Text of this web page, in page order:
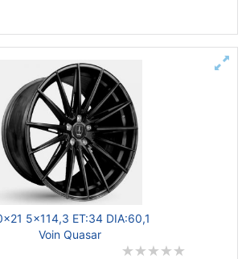
5x114,3 ET:34 DIA:60,1
Voin Quasar